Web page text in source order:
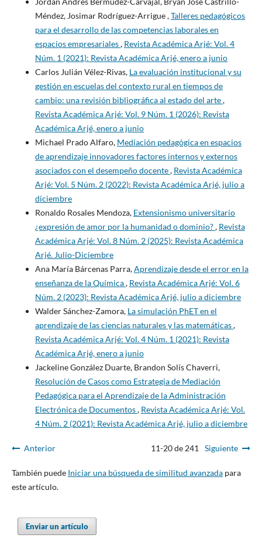
Méndez, Josimar Rodríguez-Arrigue ,Talleres pedagógicos
para el desarrollo de las competencias laborales en
espacios empresariales, Revista Académica Arjé: Vol. 4
Núm. 1 (2021): Revista Académica Arjé, enero a junio
Carlos Julián Vélez-Rivas, La evaluación institucional y su
gestión en escuelas del contexto rural en tiempos de
cambio: una revisión bibliográfica al estado del arte,
Revista Académica Arjé: Vol. 9 Núm. 1 (2026): Revista
Académica Arjé, enero a junio
Michael Prado Alfaro, Mediación pedagógica en espacios
de aprendizaje innovadores factores internos y externos
asociados con el desempeño docente, Revista Académica
Arjé: Vol. 5 Núm. 2 (2022): Revista Académica Arjé, julio a
diciembre
Ronaldo Rosales Mendoza, Extensionismo universitario
¿expresión de amor por la humanidad o dominio?, Revista
Académica Arjé: Vol. 8 Núm. 2 (2025): Revista Académica
Arjé. Julio-Diciembre
Ana María Bárcenas Parra,Aprendizaje desde el error en la
enseñanza de la Química, Revista Académica Arjé: Vol. 6
Núm. 2 (2023): Revista Académica Arjé, julio a diciembre
Walder Sánchez-Zamora, La simulación PhET en el
aprendizaje de las ciencias naturales y las matemáticas,
Revista Académica Arjé: Vol. 4 Núm. 1 (2021): Revista
Académica Arjé, enero a junio
Jackeline González Duarte, Brandon Solís Chaverri,
Resolución de Casos como Estrategia de Mediación
Pedagógica para el Aprendizaje de la Administración
Electrónica de Documentos, Revista Académica Arjé: Vol.
4 Núm. 2 (2021): Revista Académica Arjé, julio a diciembre
Anterior 11-20 de 241 Siguiente
También puede Iniciar una búsqueda de similitud avanzadapara
este artículo.
Enviar un artículo